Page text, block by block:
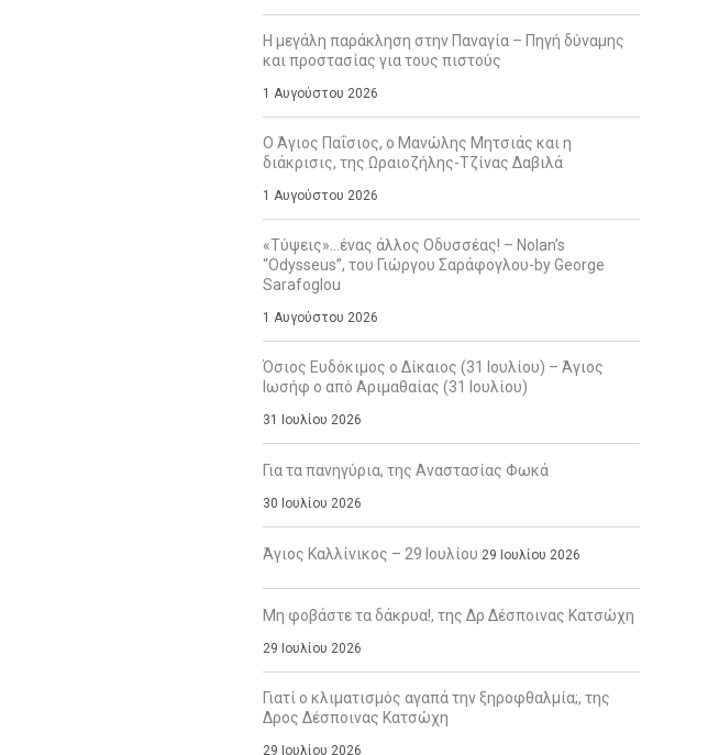
Η μεγάλη παράκληση στην Παναγία – Πηγή δύναμης
και προστασίας για τους πιστούς
1 Αυγούστου 2026
Ο Άγιος Παΐσιος, ο Μανώλης Μητσιάς και η
διάκρισις, της Ωραιοζήλης-Τζίνας Δαβιλά
1 Αυγούστου 2026
«Τύψεις»…ένας άλλος Οδυσσέας! – Nolan’s
“Odysseus”, του Γιώργου Σαράφογλου-by George
Sarafoglou
1 Αυγούστου 2026
Όσιος Ευδόκιμος ο Δίκαιος (31 Ιουλίου) – Άγιος
Ιωσήφ ο από Αριμαθαίας (31 Ιουλίου)
31 Ιουλίου 2026
Για τα πανηγύρια, της Αναστασίας Φωκά
30 Ιουλίου 2026
Άγιος Καλλίνικος – 29 Ιουλίου 29 Ιουλίου 2026
Μη φοβάστε τα δάκρυα!, της Δρ Δέσποινας Κατσώχη
29 Ιουλίου 2026
Γιατί ο κλιματισμός αγαπά την ξηροφθαλμία;, της
Δρος Δέσποινας Κατσώχη
29 Ιουλίου 2026